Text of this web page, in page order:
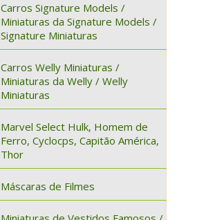
Carros Signature Models /
Miniaturas da Signature Models /
Signature Miniaturas
Carros Welly Miniaturas /
Miniaturas da Welly / Welly
Miniaturas
Marvel Select Hulk, Homem de
Ferro, Cyclocps, Capitão América,
Thor
Máscaras de Filmes